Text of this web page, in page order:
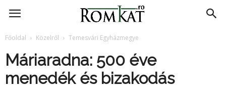
RomKat.ro
Főoldal Közelről Temesvári Egyházmegye
Máriaradna: 500 éve
menedék és bizakodás